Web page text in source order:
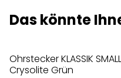
Das könnte
Ohrstecker KLASSIK SMALL
Crysolite Grün